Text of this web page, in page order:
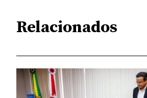
Relacionados